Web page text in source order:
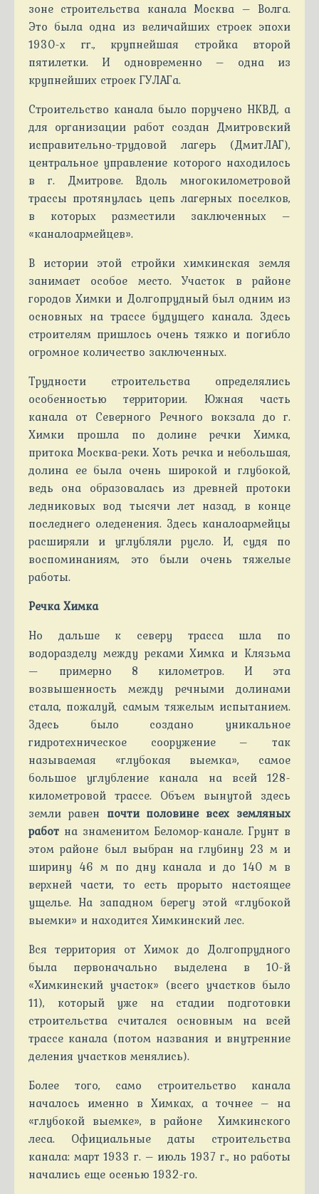
зоне строительства канала Москва – Волга.
Это была одна из величайших строек эпохи
1930-х гг., крупнейшая стройка второй
пятилетки. И одновременно – одна из
крупнейших строек ГУЛАГа.
Строительство канала было поручено НКВД, а
для организации работ создан Дмитровский
исправительно-трудовой лагерь (ДмитЛАГ),
центральное управление которого находилось
в г. Дмитрове. Вдоль многокилометровой
трассы протянулась цепь лагерных поселков,
в которых разместили заключенных –
«каналоармейцев».
В истории этой стройки химкинская земля
занимает особое место. Участок в районе
городов Химки и Долгопрудный был одним из
основных на трассе будущего канала. Здесь
строителям пришлось очень тяжко и погибло
огромное количество заключенных.
Трудности строительства определялись
особенностью территории. Южная часть
канала от Северного Речного вокзала до г.
Химки прошла по долине речки Химка,
притока Москва-реки. Хоть речка и небольшая,
долина ее была очень широкой и глубокой,
ведь она образовалась из древней протоки
ледниковых вод тысячи лет назад, в конце
последнего оледенения. Здесь каналоармейцы
расширяли и углубляли русло. И, судя по
воспоминаниям, это были очень тяжелые
работы.
Речка Химка
Но дальше к северу трасса шла по
водоразделу между реками Химка и Клязьма
— примерно 8 километров. И эта
возвышенность между речными долинами
стала, пожалуй, самым тяжелым испытанием.
Здесь было создано уникальное
гидротехническое сооружение – так
называемая «глубокая выемка», самое
большое углубление канала на всей 128-
километровой трассе. Объем вынутой здесь
земли равен почти половине всех земляных
работ на знаменитом Беломор-канале. Грунт в
этом районе был выбран на глубину 23 м и
ширину 46 м по дну канала и до 140 м в
верхней части, то есть прорыто настоящее
ущелье. На западном берегу этой «глубокой
выемки» и находится Химкинский лес.
Вся территория от Химок до Долгопрудного
была первоначально выделена в 10-й
«Химкинский участок» (всего участков было
11), который уже на стадии подготовки
строительства считался основным на всей
трассе канала (потом названия и внутренние
деления участков менялись).
Более того, само строительство канала
началось именно в Химках, а точнее – на
«глубокой выемке», в районе Химкинского
леса. Официальные даты строительства
канала: март 1933 г. – июль 1937 г., но работы
начались еще осенью 1932-го.